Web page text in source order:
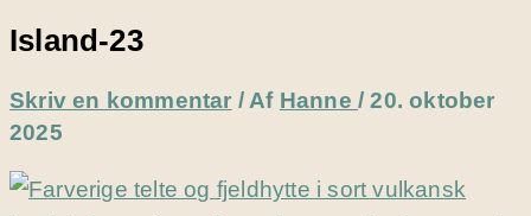
Island-23
Skriv en kommentar / Af Hanne/20. oktober
2025